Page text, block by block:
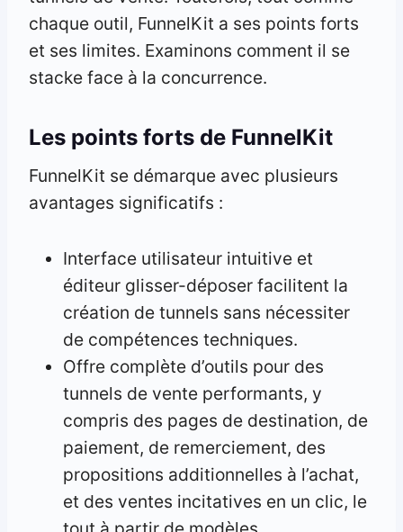
chaque outil, FunnelKit a ses points forts
et ses limites. Examinons comment il se
stacke face à la concurrence.
Les points forts de FunnelKit
FunnelKit se démarque avec plusieurs
avantages significatifs :
Interface utilisateur intuitive et
éditeur glisser-déposer facilitent la
création de tunnels sans nécessiter
de compétences techniques.
Offre complète d’outils pour des
tunnels de vente performants, y
compris des pages de destination, de
paiement, de remerciement, des
propositions additionnelles à l’achat,
et des ventes incitatives en un clic, le